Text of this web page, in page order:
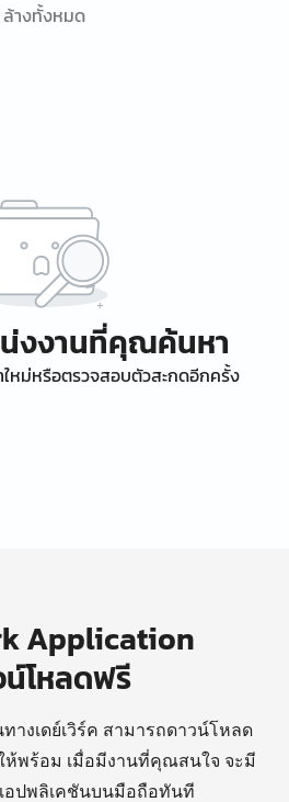
ล้างทั้งหมด
งงานที่คุณค้นหา
หม่หรือตรวจสอบตัวสะกดอีกครั้ง
Application
โหลดฟรี
างเดย์เวิร์ค สามารถดาวน์โหลด
ห้พร้อม เมื่อมีงานที่คุณสนใจ จะมี
อปพลิเคชันบนมือถือทันที